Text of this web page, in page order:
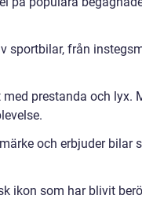
sportbilar, från
prestanda och lyx.
och erbjuder bilar
ikon som har blivit